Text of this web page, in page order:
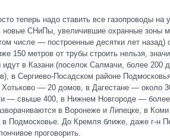
теперь надо ставить все газопроводы на
новые СНиПы, увеличившие охранные зоны
числе — построенные десятки лет назад)
150 метров от трубы строить нельзя,
в Казани (поселок Салмачи, более 200
в Сергиево-Посадском районе
— 20 домов, в Дагестане — около
— свыше 400, в Нижнем Новгороде —
в Воронеже и Липецке, в
Подмосковье. До Кремля ближе, даже г-н
проговорить.